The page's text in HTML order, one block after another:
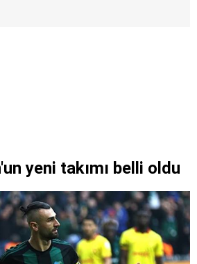
yeni takımı belli oldu